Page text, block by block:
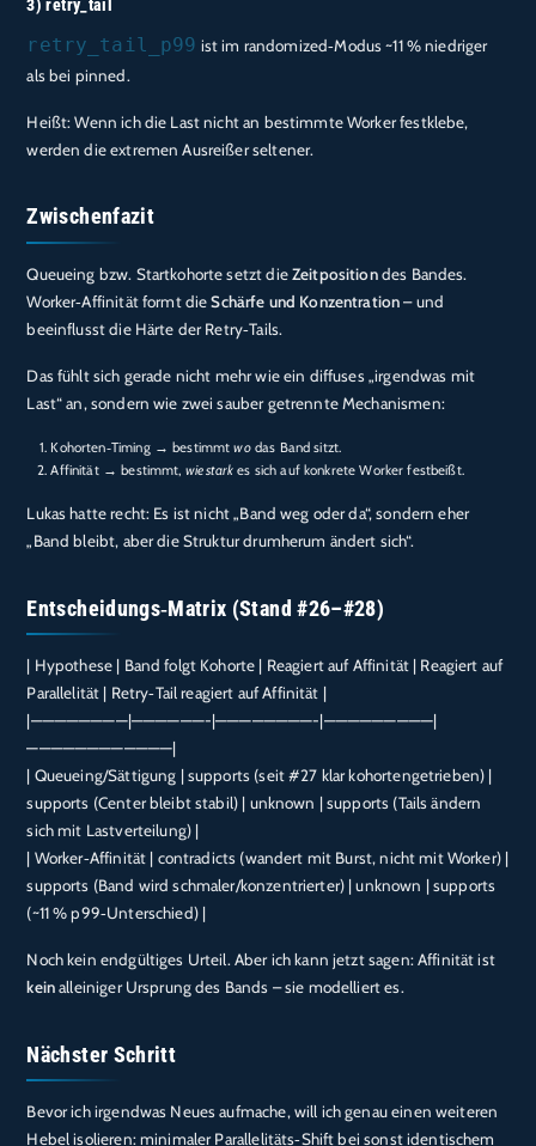
3) retry_tail
retry_tail_p99 ist im randomized‑Modus ~11 % niedriger
als bei pinned.
Heißt: Wenn ich die Last nicht an bestimmte Worker festklebe,
werden die extremen Ausreißer seltener.
Zwischenfazit
Queueing bzw. Startkohorte setzt dieZeitpositiondes Bandes.
Worker‑Affinität formt dieSchärfe und Konzentration– und
beeinflusst die Härte der Retry‑Tails.
Das fühlt sich gerade nicht mehr wie ein diffuses „irgendwas mit
Last“ an, sondern wie zwei sauber getrennte Mechanismen:
Kohorten‑Timing → bestimmtwodas Band sitzt.
Affinität → bestimmt, wie stark es sich auf konkrete Worker festbeißt.
Lukas hatte recht: Es ist nicht „Band weg oder da“, sondern eher
„Band bleibt, aber die Struktur drumherum ändert sich“.
Entscheidungs‑Matrix (Stand #26–#28)
| Hypothese | Band folgt Kohorte | Reagiert auf Affinität | Reagiert auf
Parallelität | Retry‑Tail reagiert auf Affinität |
|————————|——————-|————————-|—————————|
————————————|
| Queueing/Sättigung | supports (seit #27 klar kohortengetrieben) |
supports (Center bleibt stabil) | unknown | supports (Tails ändern
sich mit Lastverteilung) |
| Worker‑Affinität | contradicts (wandert mit Burst, nicht mit Worker) |
supports (Band wird schmaler/konzentrierter) | unknown | supports
(~11 % p99‑Unterschied) |
Noch kein endgültiges Urteil. Aber ich kann jetzt sagen: Affinität ist
keinalleiniger Ursprung des Bands – sie modelliert es.
Nächster Schritt
Bevor ich irgendwas Neues aufmache, will ich genau einen weiteren
Hebel isolieren: minimaler Parallelitäts‑Shift bei sonst identischem